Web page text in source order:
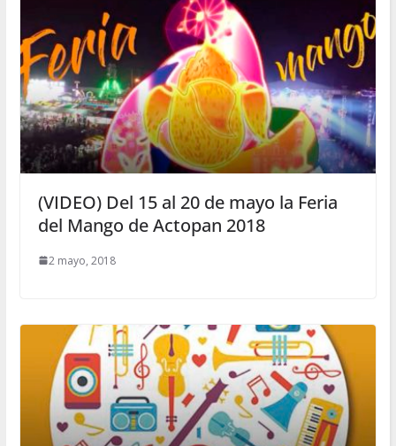
(VIDEO) Del 15 al 20 de mayo la Feria
del Mango de Actopan 2018
2 mayo, 2018